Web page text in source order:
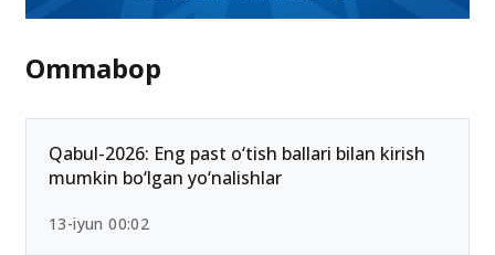
Ommabop
Qabul-2026: Eng past o‘tish ballari bilan kirish
mumkin bo‘lgan yo‘nalishlar
13-iyun 00:02